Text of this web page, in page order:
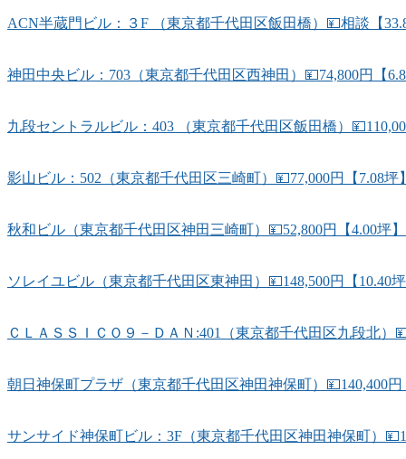
ACN半蔵門ビル：３F （東京都千代田区飯田橋）💴相談
神田中央ビル：703（東京都千代田区西神田）💴74,800円【
九段セントラルビル：403 （東京都千代田区飯田橋）
影山ビル：502（東京都千代田区三崎町）💴77,000円【
秋和ビル（東京都千代田区神田三崎町）💴52,800円【4.00
ソレイユビル（東京都千代田区東神田）💴148,500円【
ＣＬＡＳＳＩＣＯ９－ＤＡＮ:401（東京都千代田区九段北
朝日神保町プラザ（東京都千代田区神田神保町）💴140,400
サンサイド神保町ビル：3F（東京都千代田区神田神保町）